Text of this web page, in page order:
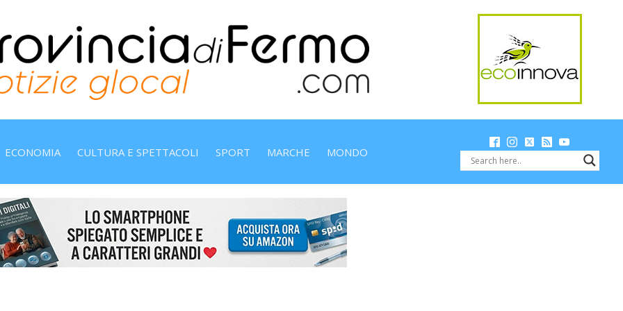
ECONOMIA CULTURA E SPETTACOLI SPORT MARCHE MONDO